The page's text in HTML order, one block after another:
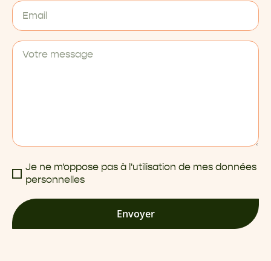
Je ne m'oppose pas à l'utilisation de mes données
personnelles
Envoyer